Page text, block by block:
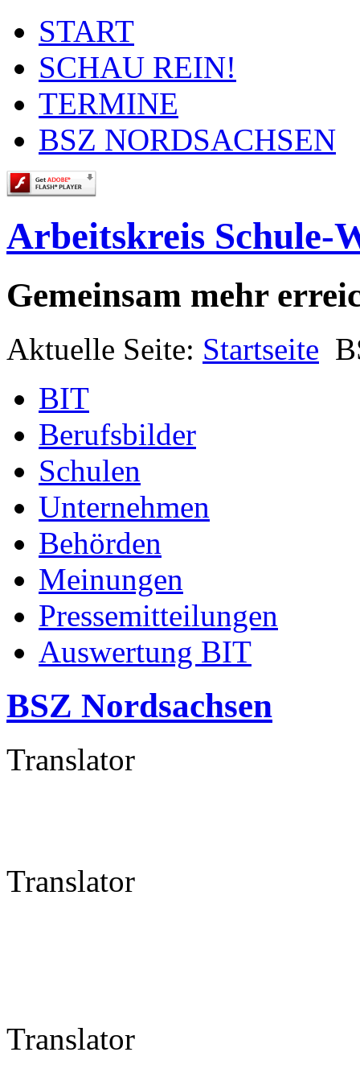
START
SCHAU REIN!
TERMINE
BSZ NORDSACHSEN
Arbeitskreis Schule-
Gemeinsam mehr
Aktuelle Seite: Startseite
BIT
Berufsbilder
Schulen
Unternehmen
Behörden
Meinungen
Pressemitteilungen
Auswertung BIT
BSZ Nordsachsen
Translator
Translator
Translator